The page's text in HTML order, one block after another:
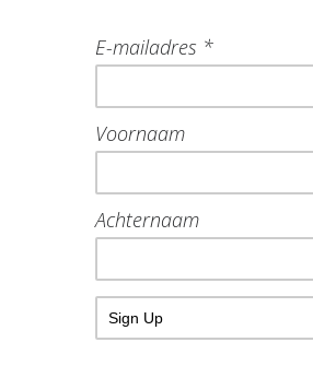
E-mailadres *
Voornaam
Achternaam